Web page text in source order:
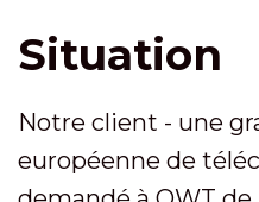
Situation
Notre client - une
européenne de